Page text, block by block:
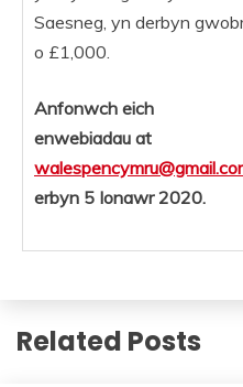
Saesneg, yn derbyn
o £1,000.
Anfonwch eich
enwebiadau at
erbyn 5 Ionawr 2020.
Related Posts